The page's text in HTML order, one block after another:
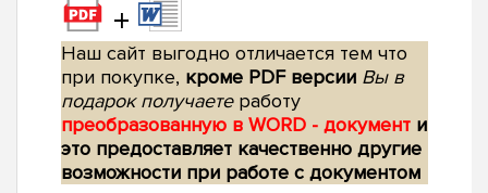
+
Наш сайт выгодно отличается тем что
при покупке, кроме PDF версии Вы в
подарок получаетеработу
преобразованную в WORD - документ и
это предоставляет качественно другие
возможности при работе с документом